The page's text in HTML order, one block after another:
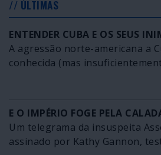
// ÚLTIMAS
ENTENDER CUBA E OS SEUS
A agressão norte-americana a
conhecida (mas
E O IMPÉRIO FOGE PELA
Um telegrama da insuspeita
assinado por Kathy Gannon,